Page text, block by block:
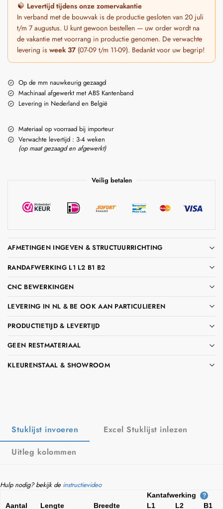
Levertijd tijdens onze zomervakantie
In verband met de bouwvak is de productie gesloten van 20 juli
t/m 7 augustus. U kunt gewoon bestellen — uw order wordt na
de vakantie met voorrang in productie genomen. De verwachte
levering is week 37 (07-09 t/m 11-09). Bedankt voor uw begrip!
Op de mm nauwkeurig gezaagd
Machinaal afgewerkt met ABS Kantenband
Levering in Nederland en België
Materiaal op voorraad bij importeur
Verwachte levertijd : 3-4 weken
(op maat gezaagd en afgewerkt)
Veilig betalen
AFMETINGEN INGEVEN & STRUCTUURRICHTING
RANDAFWERKING L1 L2 B1 B2
CNC BEWERKINGEN
LEVERING IN NL & BE OOK AAN PARTICULIEREN
PRODUCTIETIJD & LEVERTIJD
GEEN RESTMATERIAAL
KLEURENSTAAL & SHOWROOM
Stuklijst invoeren
Excel Stuklijst inlezen
Uitleg kolommen
Hulp nodig? bekijk de instructievideo
Kantafwerking ?
Aantal Lengte Breedte L1 L2 B1